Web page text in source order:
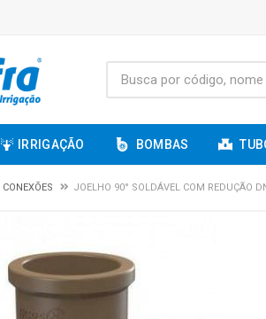
IRRIGAÇÃO BOMBAS
CONEXÕES JOELHO 90° SOLDÁVEL COM REDUÇÃO